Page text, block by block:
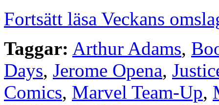
Fortsätt läsa Veckans
Taggar: Arthur Adams,
Days, Jerome Opena,
Comics, Marvel Team-Up,